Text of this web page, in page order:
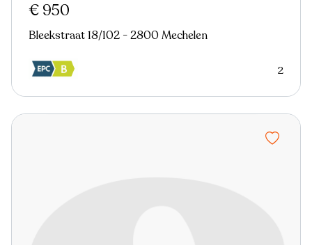
€ 950
Bleekstraat 18/102 - 2800 Mechelen
2